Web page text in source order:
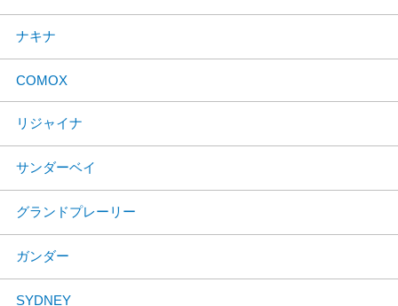
ナキナ
COMOX
リジャイナ
サンダーベイ
グランドプレーリー
ガンダー
SYDNEY